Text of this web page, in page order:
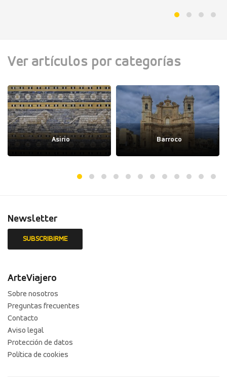
Ver artículos por categorías
Asirio Barroco
Newsletter
ArteViajero
Sobre nosotros
Preguntas frecuentes
Contacto
Aviso legal
Protección de datos
Política de cookies